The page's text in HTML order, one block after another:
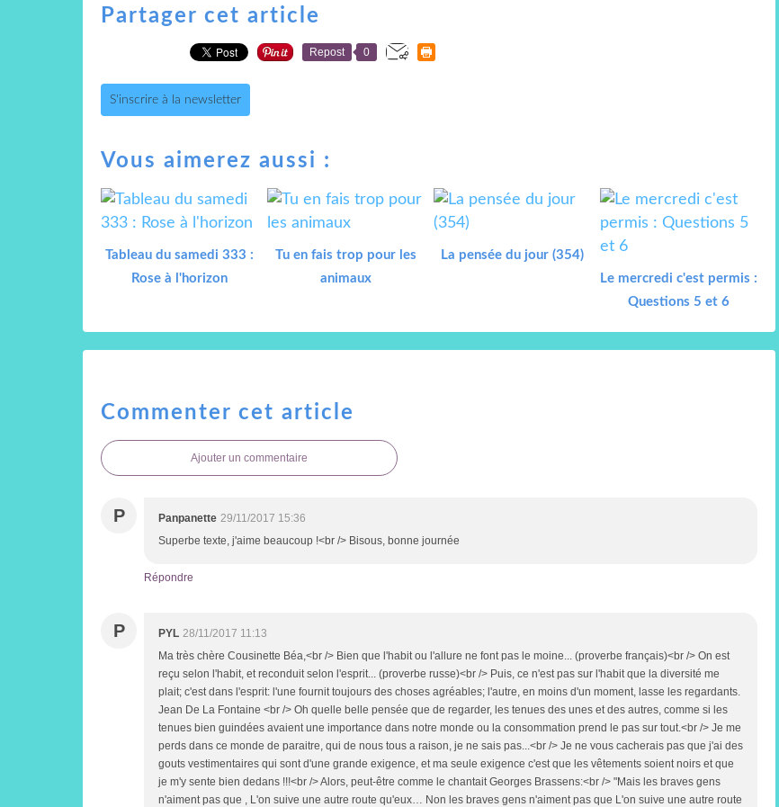
Partager cet article
Repost 0
S'inscrire à la newsletter
Vous aimerez aussi :
Tableau du samedi 333 :
Rose à l'horizon
Tu en fais trop pour les
animaux
La pensée du jour (354)
Le mercredi c'est permis :
Questions 5 et 6
Commenter cet article
Ajouter un commentaire
P Panpanette 29/11/2017 15:36
Superbe texte, j'aime beaucoup !<br /> Bisous, bonne journée
Répondre
P PYL 28/11/2017 11:13
Ma très chère Cousinette Béa,<br /> Bien que l'habit ou l'allure ne font pas le moine... (proverbe français)<br /> On est
reçu selon l'habit, et reconduit selon l'esprit... (proverbe russe)<br /> Puis, ce n'est pas sur l'habit que la diversité me
plait; c'est dans l'esprit: l'une fournit toujours des choses agréables; l'autre, en moins d'un moment, lasse les regardants.
Jean De La Fontaine <br /> Oh quelle belle pensée que de regarder, les tenues des unes et des autres, comme si les
tenues bien guindées avaient une importance dans notre monde ou la consommation prend le pas sur tout.<br /> Je me
perds dans ce monde de paraitre, qui de nous tous a raison, je ne sais pas...<br /> Je ne vous cacherais pas que j'ai des
gouts vestimentaires qui sont d'une grande exigence, et ma seule exigence c'est que les vêtements soient noirs et que
je m'y sente bien dedans !!!<br /> Alors, peut-être comme le chantait Georges Brassens:<br /> "Mais les braves gens
n'aiment pas que , L'on suive une autre route qu'eux… Non les braves gens n'aiment pas que L'on suive une autre route